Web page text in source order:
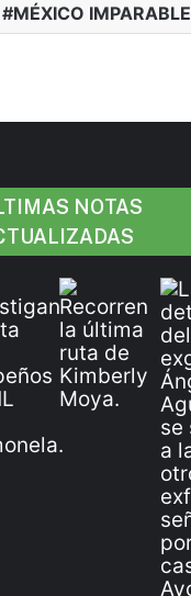
MÉXICO IMPARABLE
NOTAS